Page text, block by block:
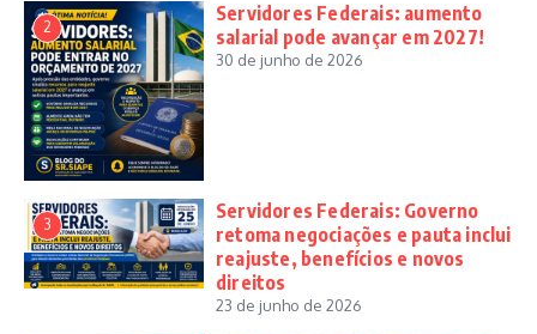
2
Servidores Federais: aumento
salarial pode avançar em 2027!
30 de junho de 2026
3
Servidores Federais: Governo
retoma negociações e pauta inclui
reajuste, benefícios e novos
direitos
23 de junho de 2026